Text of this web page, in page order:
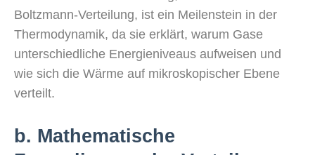
Boltzmann-Verteilung, ist ein Meilenstein in der
Thermodynamik, da sie erklärt, warum Gase
unterschiedliche Energieniveaus aufweisen und
wie sich die Wärme auf mikroskopischer Ebene
verteilt.
b. Mathematische